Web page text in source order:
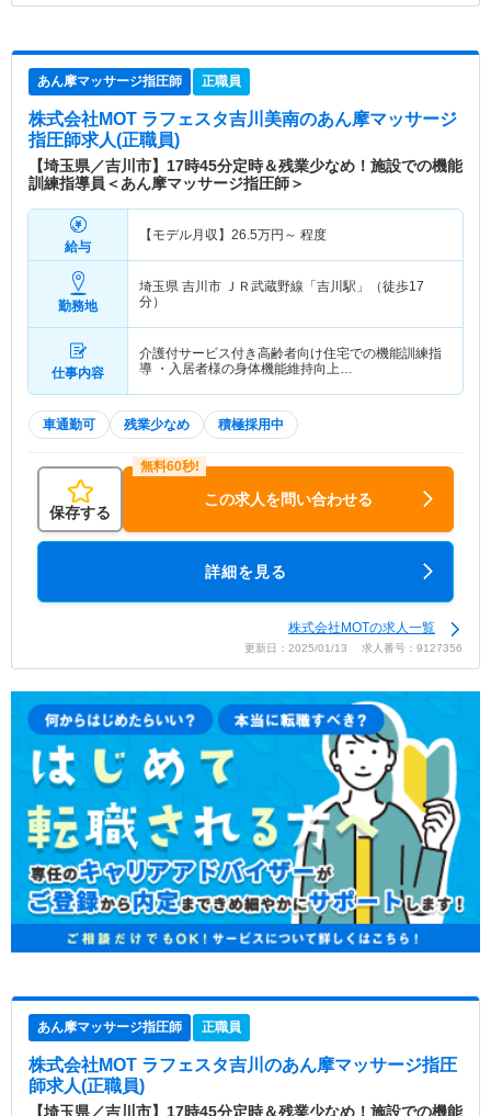
あん摩マッサージ指圧師 正職員
株式会社MOT ラフェスタ吉川美南のあん摩マッサージ
指圧師求人(正職員)
【埼玉県／吉川市】17時45分定時＆残業少なめ！施設での機能
訓練指導員＜あん摩マッサージ指圧師＞
給与
【モデル月収】 26.5万円～ 程度
勤務地
埼玉県 吉川市 ＪＲ武蔵野線「吉川駅」（徒歩17
分）
仕事内容
介護付サービス付き高齢者向け住宅での機能訓練指
導 ・入居者様の身体機能維持向上…
車通勤可 残業少なめ 積極採用中
保存する
この求人を問い合わせる
詳細を見る
株式会社MOTの求人一覧
更新日：2025/01/13 求人番号：9127356
あん摩マッサージ指圧師 正職員
株式会社MOT ラフェスタ吉川 のあん摩マッサージ指圧
師求人(正職員)
【埼玉県／吉川市】17時45分定時＆残業少なめ！施設での機能